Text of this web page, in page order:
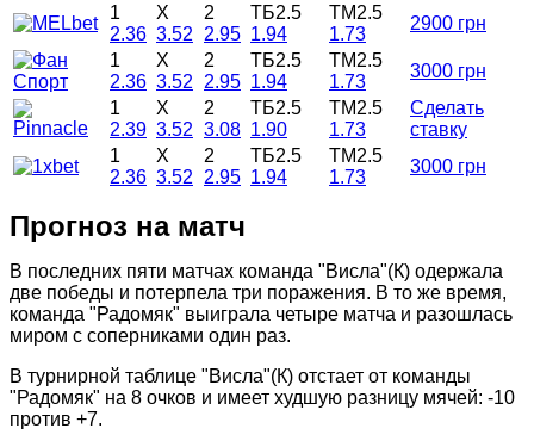
1
2.36
X
3.52
2
2.95
ТБ2.5
1.94
ТМ2.5
1.73
2900 грн
1
2.36
X
3.52
2
2.95
ТБ2.5
1.94
ТМ2.5
1.73
3000 грн
1
2.39
X
3.52
2
3.08
ТБ2.5
1.90
ТМ2.5
1.73
Сделать
ставку
1
2.36
X
3.52
2
2.95
ТБ2.5
1.94
ТМ2.5
1.73
3000 грн
Прогноз на матч
В последних пяти матчах команда "Висла"(К) одержала
две победы и потерпела три поражения. В то же время,
команда "Радомяк" выиграла четыре матча и разошлась
миром с соперниками один раз.
В турнирной таблице "Висла"(К) отстает от команды
"Радомяк" на 8 очков и имеет худшую разницу мячей: -10
против +7.